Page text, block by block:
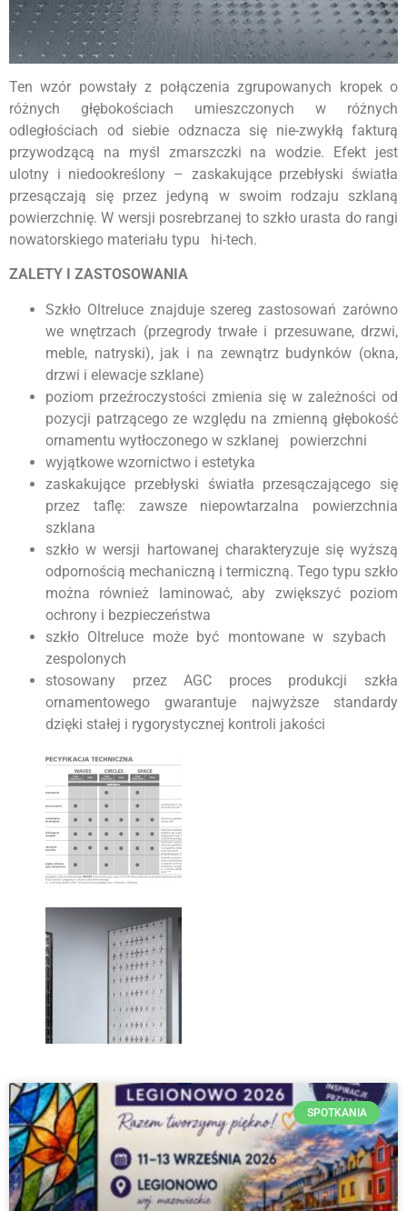
Ten wzór powstały z połączenia zgrupowanych kropek o
różnych głębokościach umieszczonych w różnych
odległościach od siebie odznacza się nie-zwykłą fakturą
przywodzącą na myśl zmarszczki na wodzie. Efekt jest
ulotny i niedookreślony – zaskakujące przebłyski światła
przesączają się przez jedyną w swoim rodzaju szklaną
powierzchnię. W wersji posrebrzanej to szkło urasta do rangi
nowatorskiego materiału typu hi-tech.
ZALETY I ZASTOSOWANIA
Szkło Oltreluce znajduje szereg zastosowań zarówno
we wnętrzach (przegrody trwałe i przesuwane, drzwi,
meble, natryski), jak i na zewnątrz budynków (okna,
drzwi i elewacje szklane)
poziom przeźroczystości zmienia się w zależności od
pozycji patrzącego ze względu na zmienną głębokość
ornamentu wytłoczonego w szklanej powierzchni
wyjątkowe wzornictwo i estetyka
zaskakujące przebłyski światła przesączającego się
przez taflę: zawsze niepowtarzalna powierzchnia
szklana
szkło w wersji hartowanej charakteryzuje się wyższą
odpornością mechaniczną i termiczną. Tego typu szkło
można również laminować, aby zwiększyć poziom
ochrony i bezpieczeństwa
szkło Oltreluce może być montowane w szybach
zespolonych
stosowany przez AGC proces produkcji szkła
ornamentowego gwarantuje najwyższe standardy
dzięki stałej i rygorystycznej kontroli jakości
SPOTKANIA